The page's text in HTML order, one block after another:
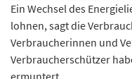
Ein Wechsel des
lohnen, sagt die
Verbraucherinnen und
Verbraucherschützer
ermuntert...